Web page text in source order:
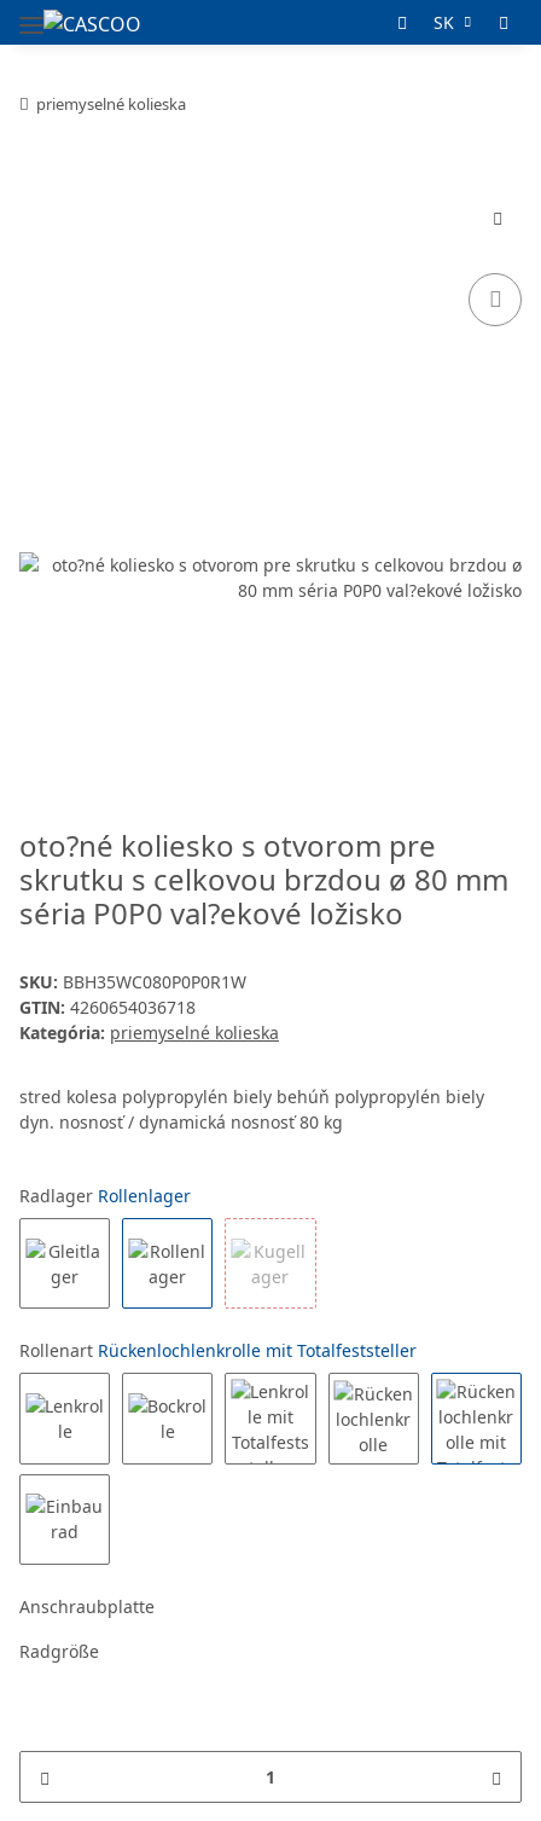
SK
priemyselné kolieska
oto?né koliesko s otvorom pre
skrutku s celkovou brzdou ø 80 mm
séria P0P0 val?ekové ložisko
SKU: BBH35WC080P0P0R1W
GTIN: 4260654036718
Kategória: priemyselné kolieska
stred kolesa polypropylén biely behúň polypropylén biely
dyn. nosnosť / dynamická nosnosť 80 kg
Radlager Rollenlager
Rollenart Rückenlochlenkrolle mit Totalfeststeller
Anschraubplatte
Radgröße